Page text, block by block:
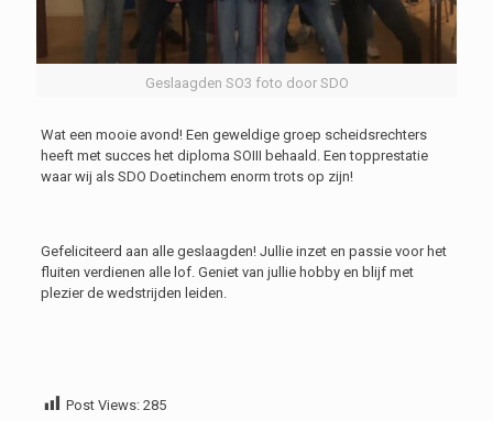
Geslaagden SO3 foto door SDO
Wat een mooie avond! Een geweldige groep scheidsrechters
heeft met succes het diploma SOIII behaald. Een topprestatie
waar wij als SDO Doetinchem enorm trots op zijn!
Gefeliciteerd aan alle geslaagden! Jullie inzet en passie voor het
fluiten verdienen alle lof. Geniet van jullie hobby en blijf met
plezier de wedstrijden leiden.
Post Views: 285